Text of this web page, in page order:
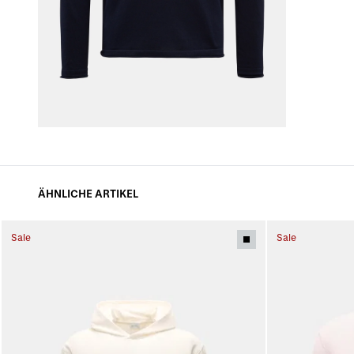
ÄHNLICHE ARTIKEL
Sale Sale